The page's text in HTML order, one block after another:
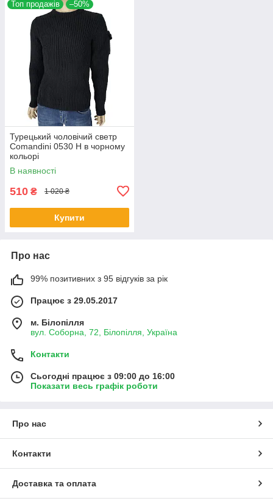
Топ продажів –50%
Турецький чоловічий светр
Comandini 0530 Н в чорному
кольорі
В наявності
510 ₴ 1 020 ₴
Купити
Про нас
99% позитивних з 95 відгуків за рік
Працює з 29.05.2017
м. Білопілля
вул. Соборна, 72, Білопілля, Україна
Контакти
Сьогодні працює з 09:00 до 16:00
Показати весь графік роботи
Про нас
Контакти
Доставка та оплата